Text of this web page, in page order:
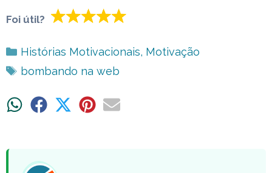
Foi útil?
Categorias
Histórias Motivacionais, Motivação
Tags
bombando na web
ShareShare ShareShareShare